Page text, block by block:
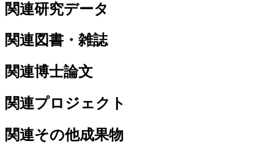
関連研究データ
関連図書・雑誌
関連博士論文
関連プロジェクト
関連その他成果物